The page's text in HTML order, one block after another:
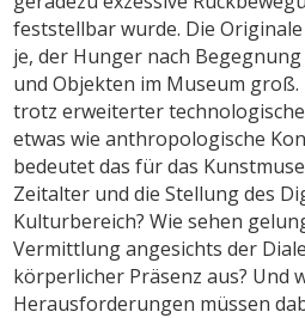
feststellbar wurde. Die
je, der Hunger nach
und Objekten im Museum groß.
trotz erweiterter
etwas wie anthropologische
bedeutet das für das
Zeitalter und die Stellung des
Kulturbereich? Wie sehen
Vermittlung angesichts der
körperlicher Präsenz aus? Und
Herausforderungen müssen